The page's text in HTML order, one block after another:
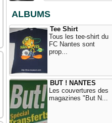
ALBUMS
Tee Shirt
Tous les tee-shirt du
FC Nantes sont
prop...
BUT ! NANTES
Les couvertures des
magazines "But N...